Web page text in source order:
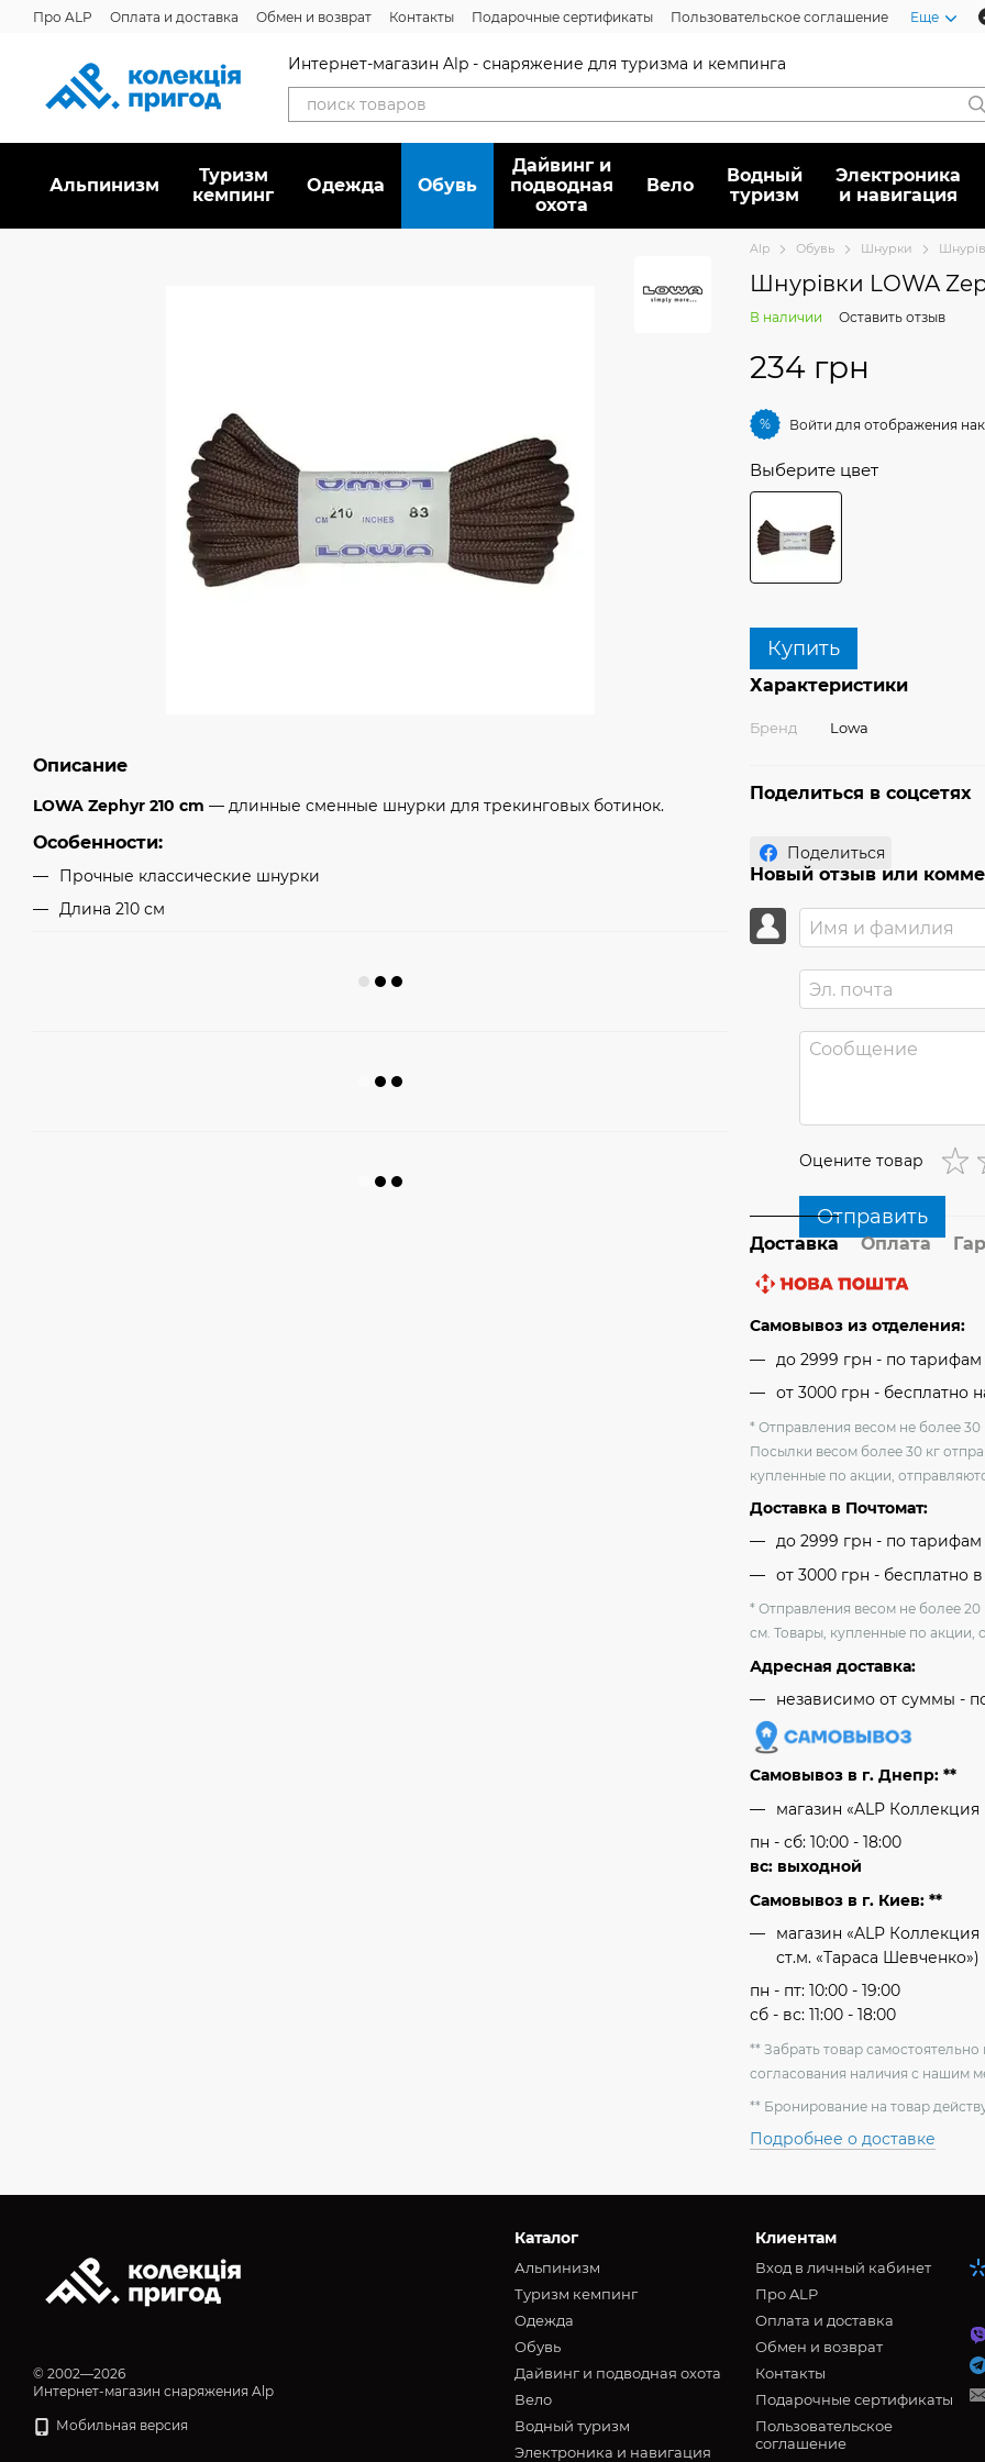
Перейти к основному контенту
Про ALP Оплата и доставка Обмен и возврат Контакты Подарочные сертификаты Пользовательское соглашение Еще
Интернет-магазин Alp - снаряжение для туризма и кемпинга
Альпинизм
Туризм
кемпинг
Oдежда Обувь
Дайвинг и
подводная
охота
Вело
Водный
туризм
Электроника
и навигация
Описание
LOWA Zephyr 210 cm — длинные сменные шнурки для трекинговых ботинок.
Особенности:
Прочные классические шнурки
Длина 210 см
Alp Обувь Шнурки
Шнурівки LOWA
В наличии Оставить отзыв
234 грн
% Войти для отображения
Выберите цвет
Купить
Характеристики
Бренд Lowa
Поделиться в соцсетях
Поделиться
Новый отзыв или
Оцените товар
Отправить
Доставка Оплата
Самовывоз из отделения:
до 2999 грн - по
от 3000 грн - бесплатно
* Отправления весом не более 30
Посылки весом более 30 кг
купленные по акции,
Доставка в Почтомат:
до 2999 грн - по
от 3000 грн - бесплатно
* Отправления весом не более
см. Товары, купленные по акции,
Адресная доставка:
независимо от cуммы -
Самовывоз в г. Днепр: **
магазин «ALP
пн - сб: 10:00 - 18:00
вс: выходной
Самовывоз в г. Киев: **
магазин «ALP
ст.м. «Тараса Шевченко»)
пн - пт: 10:00 - 19:00
сб - вс: 11:00 - 18:00
** Забрать товар
согласования наличия с нашим
** Бронирование на товар
Подробнее о доставке
© 2002—2026
Интернет-магазин снаряжения Alp
Мобильная версия
Каталог
Альпинизм
Туризм кемпинг
Oдежда
Обувь
Дайвинг и подводная охота
Вело
Водный туризм
Электроника и навигация
Клиентам
Вход в личный кабинет
Про ALP
Оплата и доставка
Обмен и возврат
Контакты
Подарочные сертификаты
Пользовательское
соглашение